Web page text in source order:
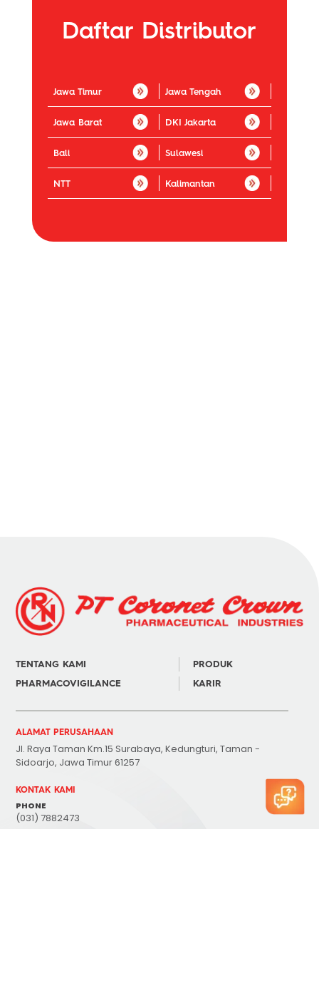
Daftar Distributor
Jawa Timur Jawa Tengah
Jawa Barat DKI Jakarta
Bali Sulawesi
NTT Kalimantan
TENTANG KAMI
PRODUK
PHARMACOVIGILANCE
KARIR
ALAMAT PERUSAHAAN
Jl. Raya Taman Km.15 Surabaya, Kedungturi, Taman -
Sidoarjo, Jawa Timur 61257
KONTAK KAMI
PHONE
(031) 7882473